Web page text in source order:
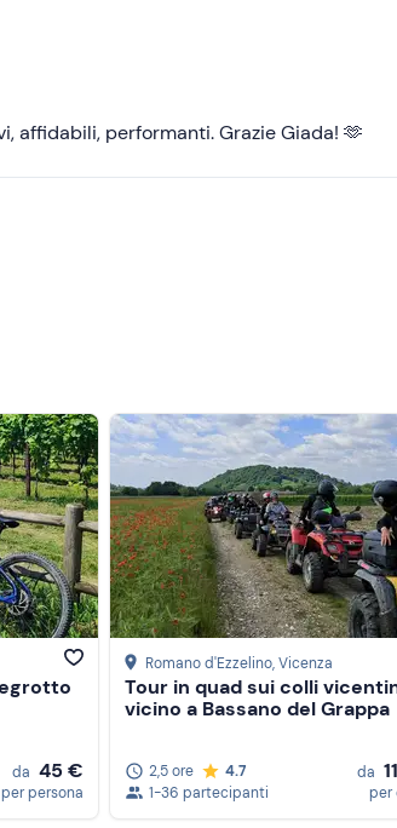
Meno recenti
Più alte
affidabili, performanti. Grazie Giada! 🫶
da 45 €
per persona
Romano d'Ezzelino, Vicenza
Tour in quad sui colli
vicino a Bassano del Grappa
2,5 ore
4.7
1-36 partecipanti
da
per